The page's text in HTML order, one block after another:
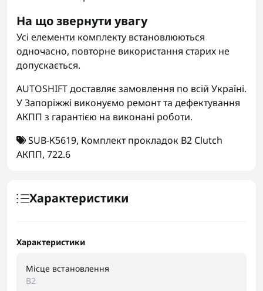
На що звернути увагу
Усі елементи комплекту встановлюються
одночасно, повторне використання старих не
допускається.
AUTOSHIFT доставляє замовлення по всій Україні.
У Запоріжжі виконуємо ремонт та дефектування
АКПП з гарантією на виконані роботи.
SUB-K5619, Комплект прокладок B2 Clutch
АКПП, 722.6
Характеристики
Характеристики
Місце встановлення
B2